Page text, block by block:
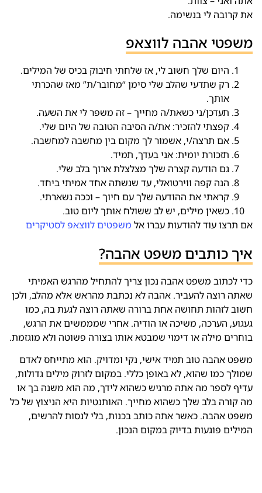
את קרובה לי בנשימה.
משפטי אהבה לווצאפ
היום שלך חשוב לי, אז שלחתי חיבוק בכיס של המילים.
רק שתדעי שהלב שלי סימן “מחובר/ת” מאז שהכרתי
אותך.
תעדכן/ני כשאת/ה מחייך – זה משפר לי את השעה.
קפצתי להזכיר: את/ה הסיבה הטובה של היום שלי.
אם תרצה/י, אשמור לך מקום בין מחשבה למחשבה.
תזכורת יומית: אני בעדך, תמיד.
גם הודעה קצרה שלך מצלצלת ארוך בלב שלי.
הנה קפה ווירטואלי, עד שנשתה אחד אמיתי ביחד.
קראתי את ההודעה שלך עם חיוך – וככה נשארתי.
כשאין מילים, יש לב ששולח אותך ליום טוב.
אם תרצו עוד להודעות עברו אל משפטים לווצאפ לסטיקרים
איך כותבים משפט אהבה?
כדי לכתוב משפט אהבה נכון צריך להתחיל מהרגש האמיתי
שאתה רוצה להעביר. אהבה לא נכתבת מהראש אלא מהלב, ולכן
חשוב לזהות תחושה אחת ברורה שאתה רוצה לגעת בה, כמו
געגוע, הערכה, משיכה או הודיה. אחרי שמממשים את הרגש,
בוחרים מילה או דימוי שמבטא אותו בצורה פשוטה ולא מוגזמת.
משפט אהבה טוב תמיד אישי, נקי ומדויק. הוא מתייחס לאדם
שמולך כמו שהוא, לא באופן כללי. במקום לזרוק מילים גדולות,
עדיף לספר מה אתה מרגיש כשהוא לידך, מה הוא משנה בך או
מה קורה בלב שלך כשהוא מחייך. האותנטיות היא הניצוץ של כל
משפט אהבה. כאשר אתה כותב בכנות, בלי לנסות להרשים,
המילים פוגעות בדיוק במקום הנכון.